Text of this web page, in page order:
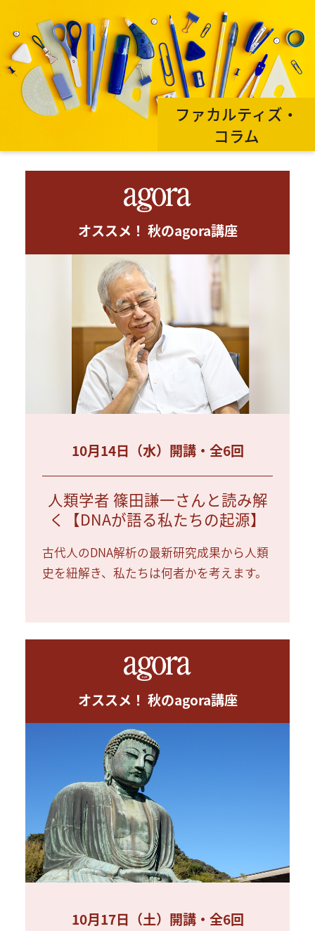
ファカルティズ・
コラム
オススメ！ 秋のagora講座
10月14日（水）開講・全6回
人類学者 篠田謙一さんと読み解
く【DNAが語る私たちの起源】
古代人のDNA解析の最新研究成果から人類
史を紐解き、私たちは何者かを考えます。
オススメ！ 秋のagora講座
10月17日（土）開講・全6回